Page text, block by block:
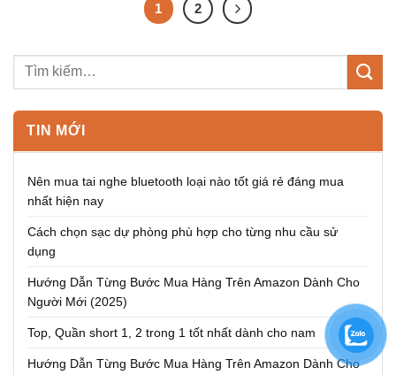
1 2
TIN MỚI
Nên mua tai nghe bluetooth loại nào tốt giá rẻ đáng mua
nhất hiện nay
Cách chọn sạc dự phòng phù hợp cho từng nhu cầu sử
dụng
Hướng Dẫn Từng Bước Mua Hàng Trên Amazon Dành Cho
Người Mới (2025)
Top, Quần short 1, 2 trong 1 tốt nhất dành cho nam
Hướng Dẫn Từng Bước Mua Hàng Trên Amazon Dành Cho